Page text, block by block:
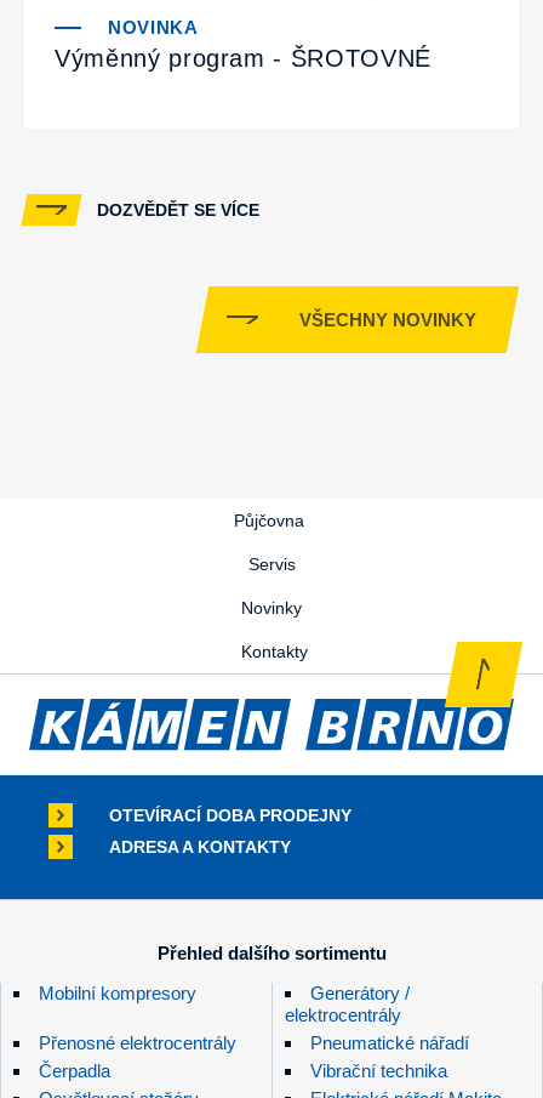
Výměnný program - ŠROTOVNÉ
DOZVĚDĚT SE VÍCE
VŠECHNY NOVINKY
Půjčovna
Servis
Novinky
Kontakty
OTEVÍRACÍ DOBA PRODEJNY
ADRESA A KONTAKTY
Přehled dalšího sortimentu
Mobilní kompresory
Generátory /
elektrocentrály
Přenosné elektrocentrály
Pneumatické nářadí
Čerpadla
Vibrační technika